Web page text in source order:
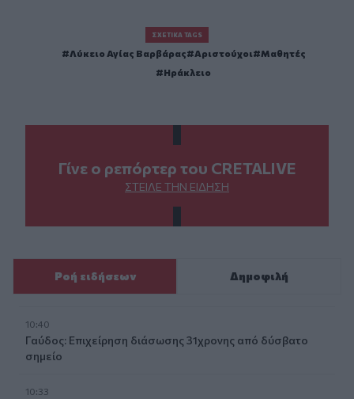
ΣΧΕΤΙΚΆ TAGS
Λύκειο Αγίας Βαρβάρας Αριστούχοι
Μαθητές
Ηράκλειο
Γίνε ο ρεπόρτερ του CRETALIVE
ΣΤΕΊΛΕ ΤΗΝ ΕΊΔΗΣΗ
Ροή ειδήσεων Δημοφιλή
10:40
Γαύδος: Επιχείρηση διάσωσης 31χρονης από δύσβατο
σημείο
10:33